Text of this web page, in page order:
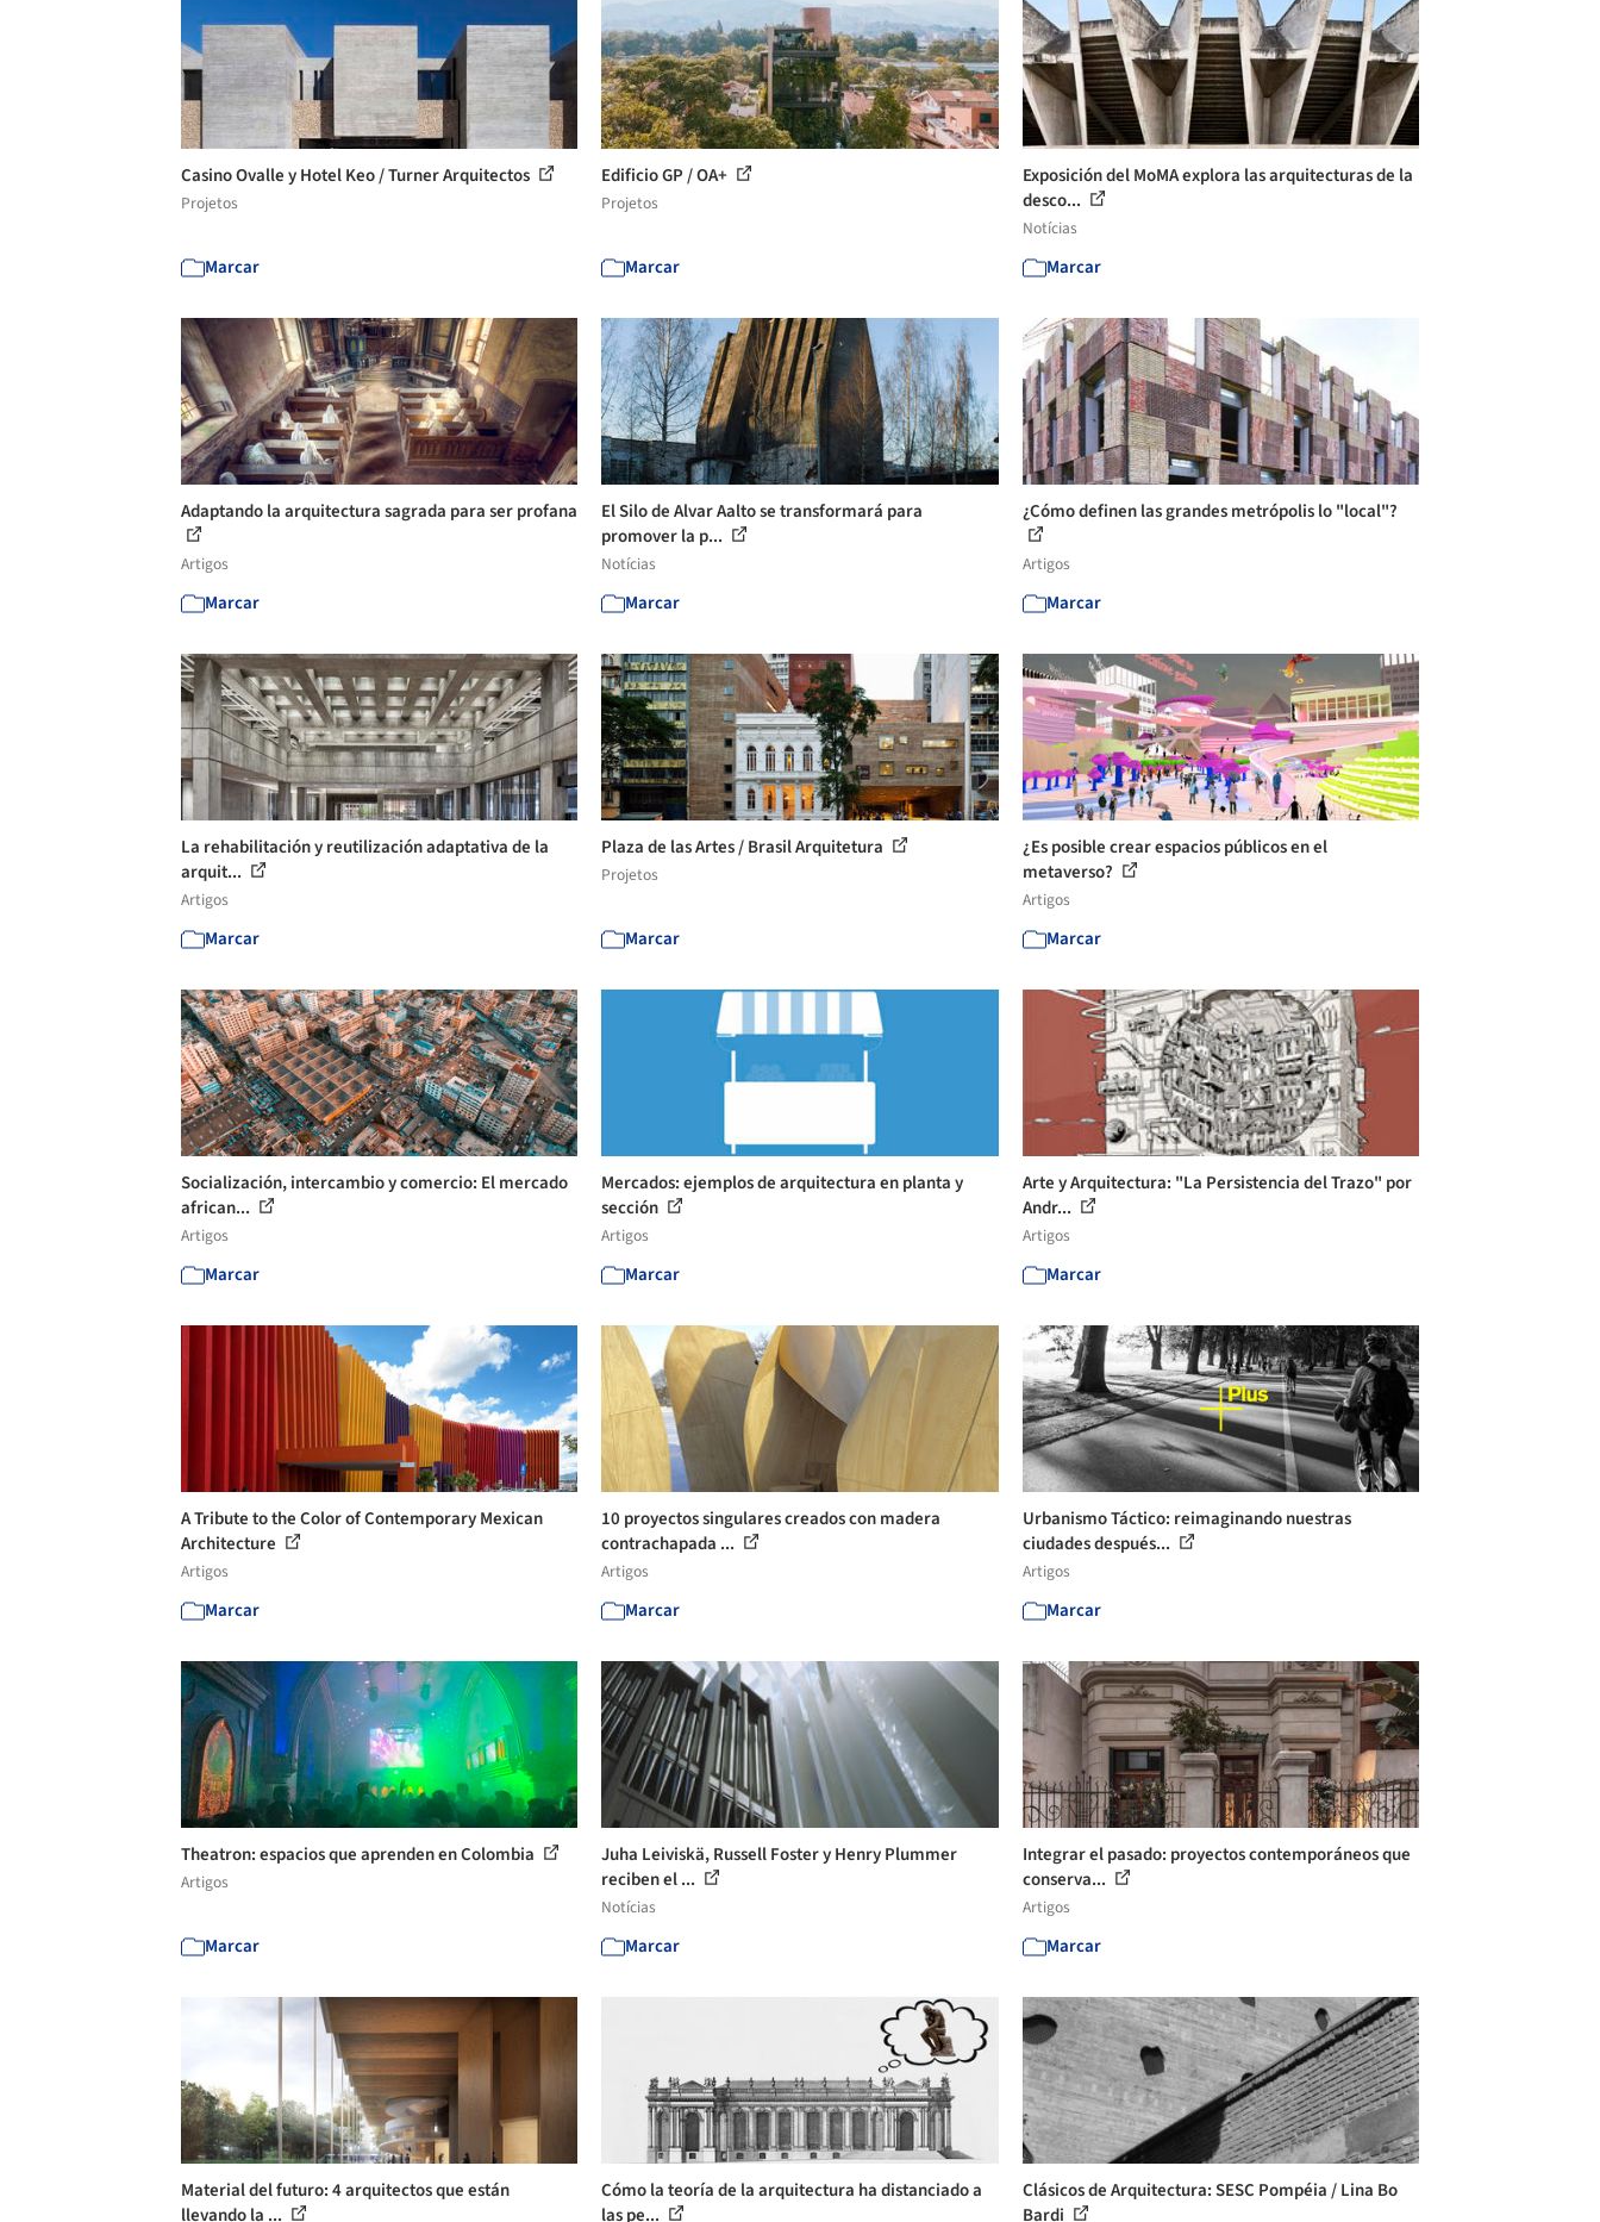
Casino Ovalle y Hotel Keo / Turner Arquitectos
Projetos
Marcar
Edificio GP / OA+
Projetos
Marcar
Exposición del MoMA explora las arquitecturas de la
desco...
Notícias
Marcar
Adaptando la arquitectura sagrada para ser profana
Artigos
Marcar
El Silo de Alvar Aalto se transformará para
promover la p...
Notícias
Marcar
¿Cómo definen las grandes metrópolis lo "local"?
Artigos
Marcar
La rehabilitación y reutilización adaptativa de la
arquit...
Artigos
Marcar
Plaza de las Artes / Brasil Arquitetura
Projetos
Marcar
¿Es posible crear espacios públicos en el
metaverso?
Artigos
Marcar
Socialización, intercambio y comercio: El mercado
african...
Artigos
Marcar
Mercados: ejemplos de arquitectura en planta y
sección
Artigos
Marcar
Arte y Arquitectura: "La Persistencia del Trazo" por
Andr...
Artigos
Marcar
A Tribute to the Color of Contemporary Mexican
Architecture
Artigos
Marcar
10 proyectos singulares creados con madera
contrachapada ...
Artigos
Marcar
Urbanismo Táctico: reimaginando nuestras
ciudades después...
Artigos
Marcar
Theatron: espacios que aprenden en Colombia
Artigos
Marcar
Juha Leiviskä, Russell Foster y Henry Plummer
reciben el ...
Notícias
Marcar
Integrar el pasado: proyectos contemporáneos que
conserva...
Artigos
Marcar
Material del futuro: 4 arquitectos que están
llevando la ...
Cómo la teoría de la arquitectura ha distanciado a
las pe...
Clásicos de Arquitectura: SESC Pompéia / Lina Bo
Bardi